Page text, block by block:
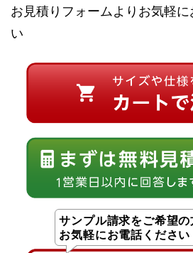
お見積りフォームよりお気軽
い
サンプル請求をご希望の
お気軽にお電話ください